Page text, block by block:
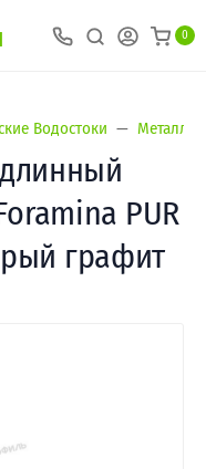
0
Водостоки Металл
PUR
графит